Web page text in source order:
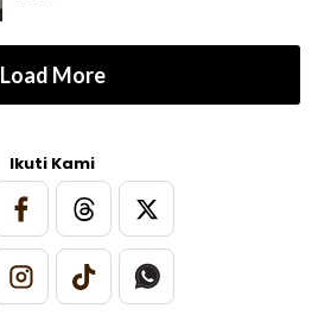
Load More
Ikuti Kami